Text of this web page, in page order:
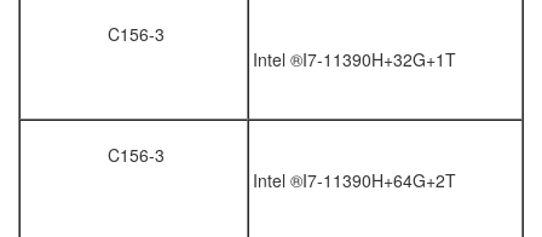
C156-3
Intel ®I7-11390H+32G+1T
C156-3
Intel ®I7-11390H+64G+2T